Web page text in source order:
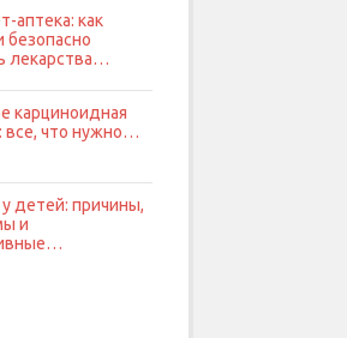
аптека: как
безопасно
лекарства…
карциноидная
все, что нужно…
детей: причины,
и